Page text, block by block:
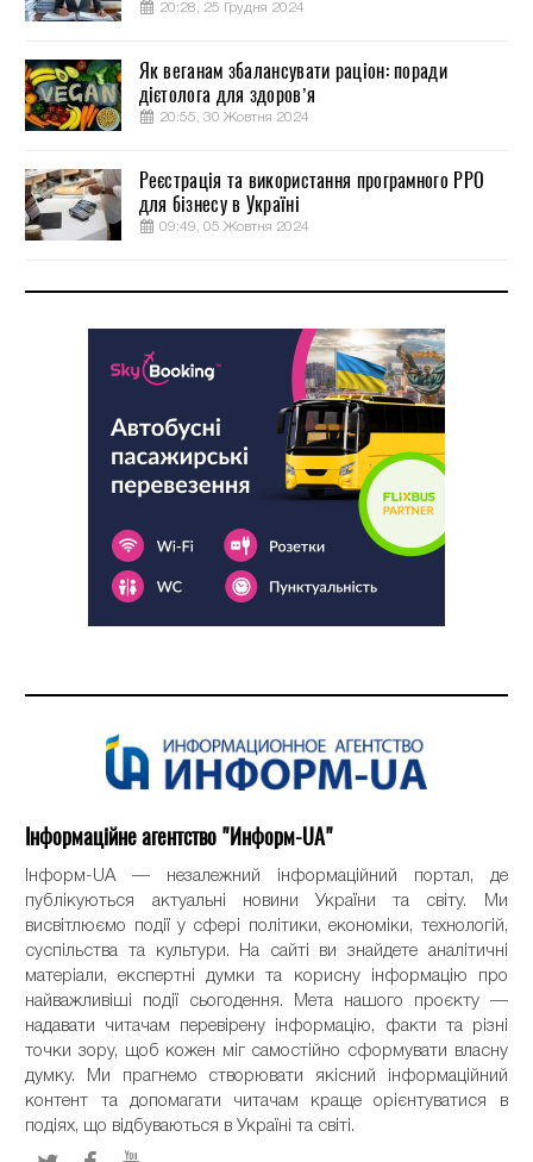
20:28, 25 Грудня 2024
Як веганам збалансувати раціон: поради
дієтолога для здоров’я
20:55, 30 Жовтня 2024
Реєстрація та використання програмного РРО
для бізнесу в Україні
09:49, 05 Жовтня 2024
Інформаційне агентство "Информ-UA"
Інформ-UA — незалежний інформаційний портал, де
публікуються актуальні новини України та світу. Ми
висвітлюємо події у сфері політики, економіки, технологій,
суспільства та культури. На сайті ви знайдете аналітичні
матеріали, експертні думки та корисну інформацію про
найважливіші події сьогодення. Мета нашого проєкту —
надавати читачам перевірену інформацію, факти та різні
точки зору, щоб кожен міг самостійно сформувати власну
думку. Ми прагнемо створювати якісний інформаційний
контент та допомагати читачам краще орієнтуватися в
подіях, що відбуваються в Україні та світі.